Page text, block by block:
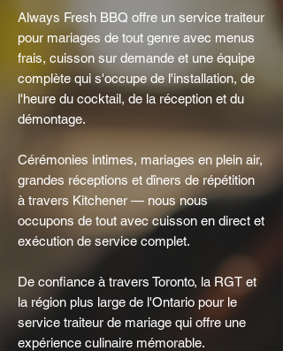
Always Fresh BBQ offre un service traiteur
pour mariages de tout genre avec menus
frais, cuisson sur demande et une équipe
complète qui s'occupe de l'installation, de
l'heure du cocktail, de la réception et du
démontage.
Cérémonies intimes, mariages en plein air,
grandes réceptions et dîners de répétition
à travers Kitchener — nous nous
occupons de tout avec cuisson en direct et
exécution de service complet.
De confiance à travers Toronto, la RGT et
la région plus large de l'Ontario pour le
service traiteur de mariage qui offre une
expérience culinaire mémorable.